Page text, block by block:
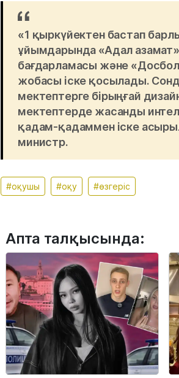
«1 қыркүйектен бастап
ұйымдарында «Адал азамат»
бағдарламасы және
жобасы іске қосылады.
мектептерге бірыңғай
мектептерде жасанды
қадам-қадаммен іске
министр.
#оқушы #оқу #өзгеріс
Апта талқысында: